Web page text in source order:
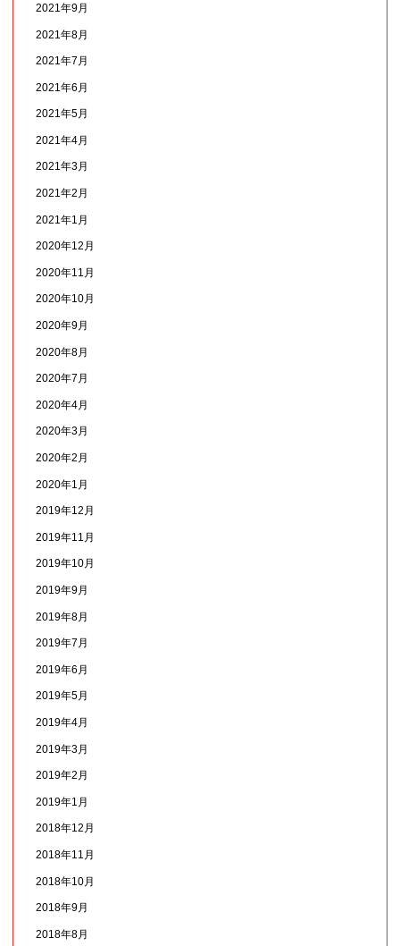
2021年9月
2021年8月
2021年7月
2021年6月
2021年5月
2021年4月
2021年3月
2021年2月
2021年1月
2020年12月
2020年11月
2020年10月
2020年9月
2020年8月
2020年7月
2020年4月
2020年3月
2020年2月
2020年1月
2019年12月
2019年11月
2019年10月
2019年9月
2019年8月
2019年7月
2019年6月
2019年5月
2019年4月
2019年3月
2019年2月
2019年1月
2018年12月
2018年11月
2018年10月
2018年9月
2018年8月